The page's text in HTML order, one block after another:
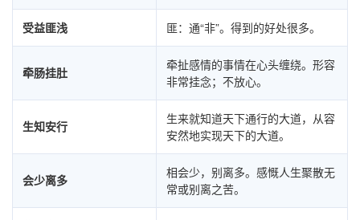
受益匪浅 匪：通“非”。得到的好处很多。
牵肠挂肚
牵扯感情的事情在心头缠绕。形容
非常挂念；不放心。
生知安行
生来就知道天下通行的大道，从容
安然地实现天下的大道。
会少离多
相会少，别离多。感慨人生聚散无
常或别离之苦。